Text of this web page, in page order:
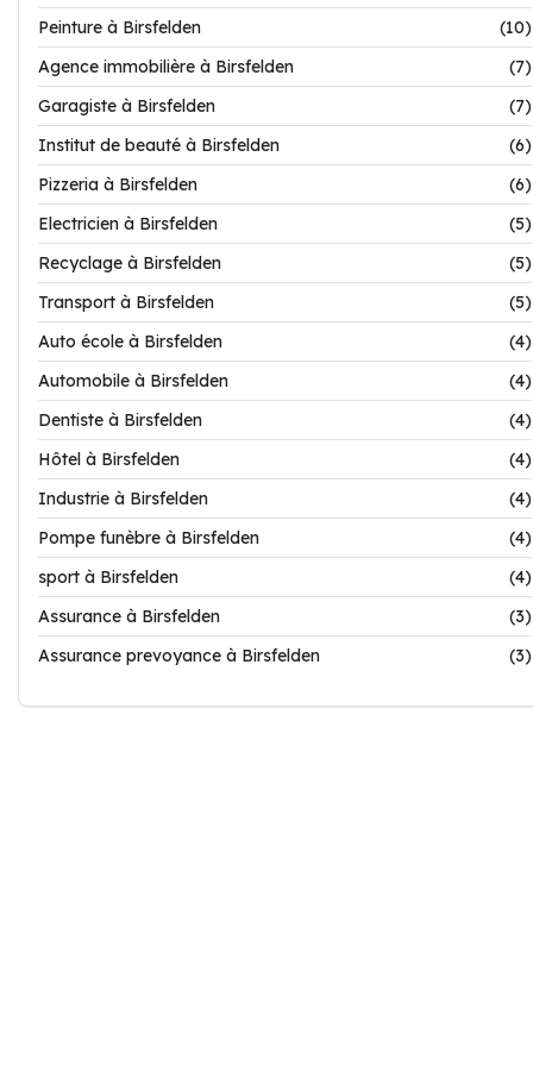
Peinture à Birsfelden
(10)
Agence immobilière à Birsfelden
(7)
Garagiste à Birsfelden
(7)
Institut de beauté à Birsfelden
(6)
Pizzeria à Birsfelden
(6)
Electricien à Birsfelden
(5)
Recyclage à Birsfelden
(5)
Transport à Birsfelden
(5)
Auto école à Birsfelden
(4)
Automobile à Birsfelden
(4)
Dentiste à Birsfelden
(4)
Hôtel à Birsfelden
(4)
Industrie à Birsfelden
(4)
Pompe funèbre à Birsfelden
(4)
sport à Birsfelden
(4)
Assurance à Birsfelden
(3)
Assurance prevoyance à Birsfelden
(3)